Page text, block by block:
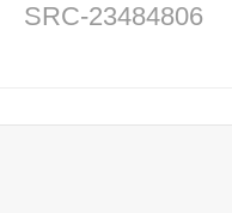
SRC-23484806